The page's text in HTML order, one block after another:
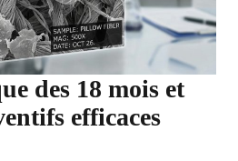
des 18 mois et
efficaces